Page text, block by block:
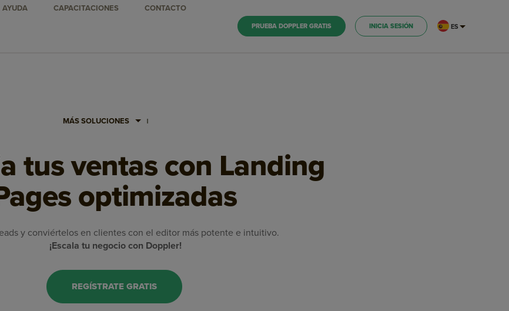
AYUDA CAPACITACIONES CONTACTO
PRUEBA DOPPLER GRATIS INICIA SESIÓN ES
MÁS SOLUCIONES
tus ventas con Landing
optimizadas
y conviértelos en clientes con el editor más potente e intuitivo.
¡Escala tu negocio con Doppler!
REGÍSTRATE GRATIS